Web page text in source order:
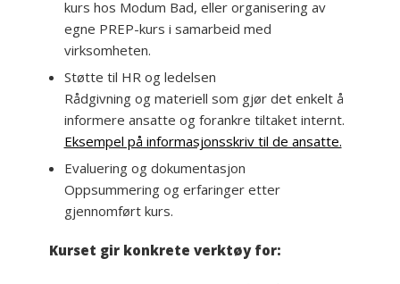
kurs hos Modum Bad, eller organisering av
egne PREP-kurs i samarbeid med
virksomheten.
Støtte til HR og ledelsen
Rådgivning og materiell som gjør det enkelt å
informere ansatte og forankre tiltaket internt.
Eksempel på informasjonsskriv til de ansatte.
Evaluering og dokumentasjon
Oppsummering og erfaringer etter
gjennomført kurs.
Kurset gir konkrete verktøy for: